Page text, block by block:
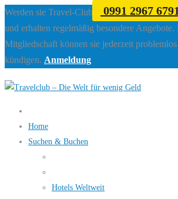
0991 2967
Werden sie Travel-Club Mitglied beim
und erhalten regelmäßig besondere Angebote.
Mitgliedschaft können sie jederzeit problemlos
kündigen. Anmeldung
Home
Suchen & Buchen
Hotels Weltweit